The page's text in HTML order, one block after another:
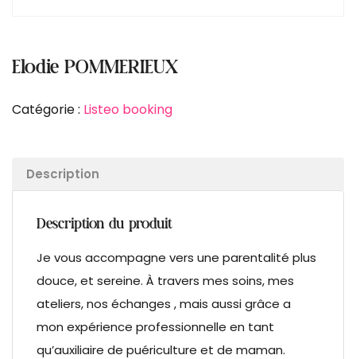
Elodie POMMERIEUX
Catégorie : Listeo booking
Description
Description du produit
Je vous accompagne vers une parentalité plus
douce, et sereine. À travers mes soins, mes
ateliers, nos échanges , mais aussi grâce a
mon expérience professionnelle en tant
qu’auxiliaire de puériculture et de maman.